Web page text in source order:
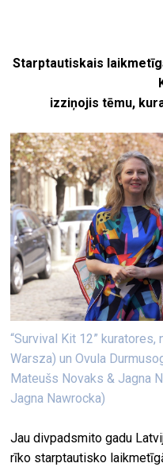
Starptautiskais
izziņojis tēmu,
“Survival Kit 12”
Warsza) un Ovula
Mateušs Novaks & Jagna
Jagna Nawrocka)
Jau divpadsmito gadu
rīko starptautisko